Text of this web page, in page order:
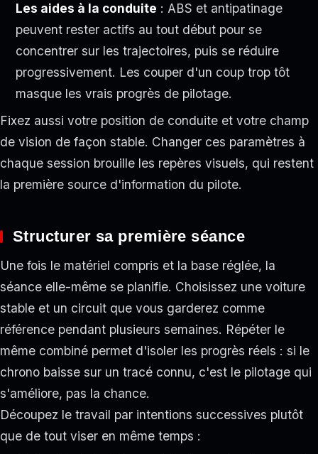
Les aides à la conduite : ABS et antipatinage
peuvent rester actifs au tout début pour se
concentrer sur les trajectoires, puis se réduire
progressivement. Les couper d'un coup trop tôt
masque les vrais progrès de pilotage.
Fixez aussi votre position de conduite et votre champ
de vision de façon stable. Changer ces paramètres à
chaque session brouille les repères visuels, qui restent
la première source d'information du pilote.
Structurer sa première séance
Une fois le matériel compris et la base réglée, la
séance elle-même se planifie. Choisissez une voiture
stable et un circuit que vous garderez comme
référence pendant plusieurs semaines. Répéter le
même combiné permet d'isoler les progrès réels : si le
chrono baisse sur un tracé connu, c'est le pilotage qui
s'améliore, pas la chance.
Découpez le travail par intentions successives plutôt
que de tout viser en même temps :